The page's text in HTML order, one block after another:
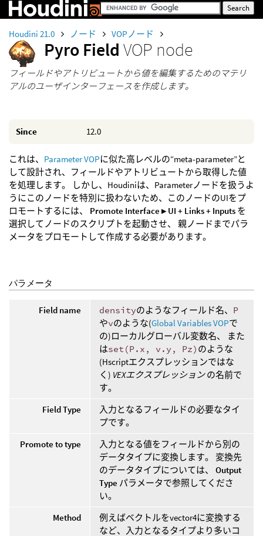
Houdini 21.0 ノード VOPノード
Pyro Field VOP node
フィールドやアトリビュートから値を編集するためのマテリ
アルのユーザインターフェースを作成します。
Since 12.0
これは、 Parameter VOPに似た高レベルの“meta-parameter”と
して設計され、フィールドやアトリビュートから取得した値
を処理します。 しかし、Houdiniは、Parameterノードを扱うよ
うにこのノードを特別に扱わないため、このノードのUIをプ
ロモートするには、 Promote Interface ▸ UI + Links + Inputs を
選択してノードのスクリプトを起動させ、 親ノードまでパラ
メータをプロモートして作成する必要があります。
パラメータ
Field name densityのようなフィールド名、 P
やvのような(Global Variables VOPで
の)ローカルグローバル変数名、 また
はset(P.x, v.y, Pz) のような
(Hscriptエクスプレッションではな
く) VEXエクスプレッションの名前で
す。
Field Type
入力となるフィールドの必要なタイ
プです。
Promote to type
入力となる値をフィールドから別の
データタイプに変換します。 変換先
のデータタイプについては、 Output
Type パラメータで参照してくださ
い。
Method
例えばベクトルをvector4に変換する
など、入力となるタイプより多いコ